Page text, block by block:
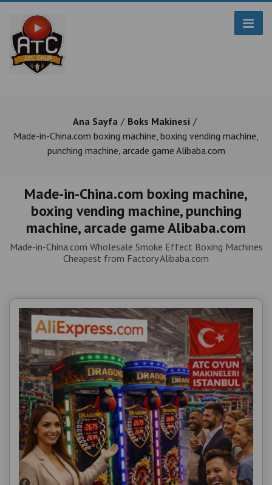
Ana Sayfa
Boks Makinesi
Made-in-China.com boxing machine, boxing vending machine,
punching machine, arcade game Alibaba.com
Made-in-China.com boxing machine,
boxing vending machine, punching
machine, arcade game Alibaba.com
Made-in-China.com Wholesale Smoke Effect Boxing Machines
Cheapest from Factory Alibaba.com